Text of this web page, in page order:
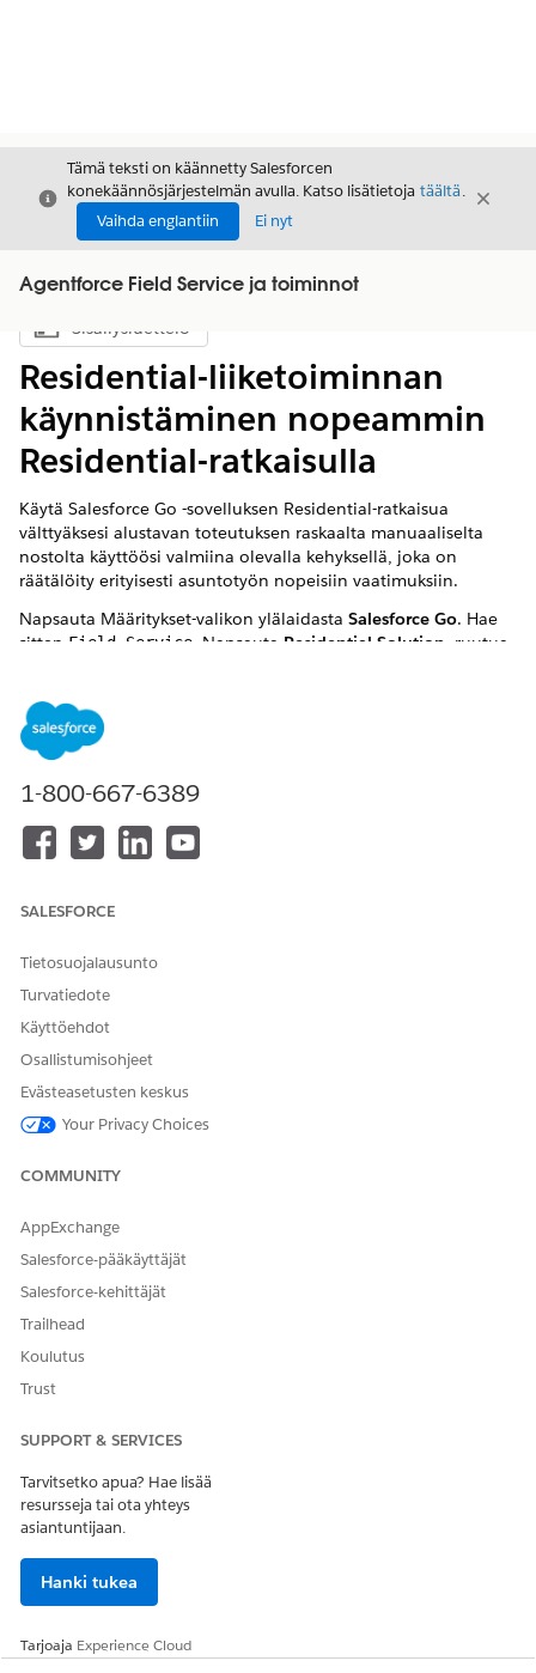
Sulje
Tämä teksti on käännetty Salesforcen
konekäännösjärjestelmän avulla. Katso lisätietoja täältä.
Vaihda englantiin
Ei nyt
Sulje
Agentforce Field Service ja toiminnot
Näytä sisällysluettelo
Sisällysluettelo
Residential-liiketoiminnan
käynnistäminen nopeammin
Residential-ratkaisulla
Käytä Salesforce Go -sovelluksen Residential-ratkaisua
välttyäksesi alustavan toteutuksen raskaalta manuaaliselta
nostolta käyttöösi valmiina olevalla kehyksellä, joka on
räätälöity erityisesti asuntotyön nopeisiin vaatimuksiin.
Napsauta Määritykset-valikon ylälaidasta Salesforce Go. Hae
sitten Field Service . Napsauta Residential Solution
-ruutua
tekniset monimutkaisuudet automatisoimalla perusasetukset.
RATKAISIKO TÄMÄ ARTIKKELI ONGELMASI?
Anna palautetta, jotta voimme kehittyä!
1-800-667-6389
SALESFORCE
Tietosuojalausunto
Turvatiedote
Käyttöehdot
Osallistumisohjeet
Evästeasetusten keskus
Your Privacy Choices
COMMUNITY
AppExchange
Salesforce-pääkäyttäjät
Salesforce-kehittäjät
Trailhead
Koulutus
Trust
SUPPORT & SERVICES
Tarvitsetko apua? Hae lisää
resursseja tai ota yhteys
asiantuntijaan.
Hanki tukea
Tarjoaja Experience Cloud